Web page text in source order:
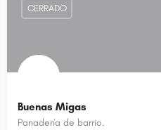
Buenas Migas
Panadería de barrio.
CERRADO